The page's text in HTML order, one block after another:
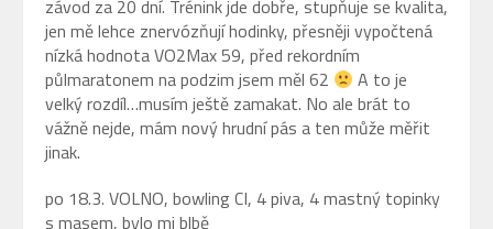
závod za 20 dní. Trénink jde dobře, stupňuje se kvalita,
jen mě lehce znervózňují hodinky, přesněji vypočtená
nízká hodnota VO2Max 59, před rekordním
půlmaratonem na podzim jsem měl 62
A to je
velký rozdíl…musím ještě zamakat. No ale brát to
vážně nejde, mám nový hrudní pás a ten může měřit
jinak.
po 18.3. VOLNO, bowling CI, 4 piva, 4 mastný topinky
s masem, bylo mi blbě